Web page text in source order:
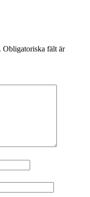
Obligatoriska fält är